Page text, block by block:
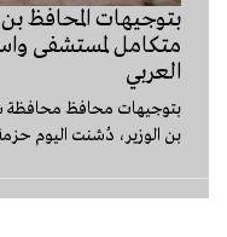
بتوجيهات المحافظ
متكامل لمستشفى
العربي
بتوجيهات محافظ محافظة
بن الوزير، دُشنت اليوم